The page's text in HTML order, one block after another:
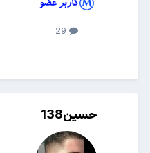
حسین138